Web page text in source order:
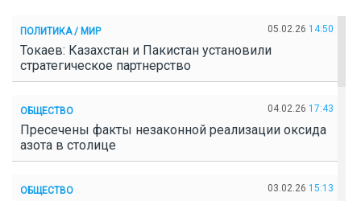
ПОЛИТИКА / МИР 05.02.26 14:50
Токаев: Казахстан и Пакистан установили
стратегическое партнерство
ОБЩЕСТВО 04.02.26 17:43
Пресечены факты незаконной реализации оксида
азота в столице
ОБЩЕСТВО 03.02.26 15:13